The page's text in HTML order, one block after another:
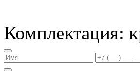
Комплектация: